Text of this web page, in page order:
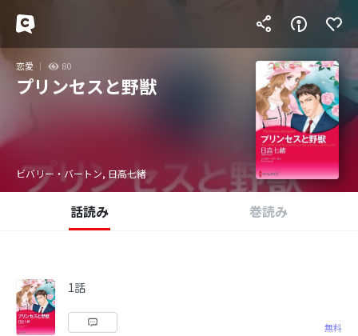
恋愛 80
プリンセスと野獣
ビバリー・バートン, 日高七緒
話読み 巻読み
1話
無料